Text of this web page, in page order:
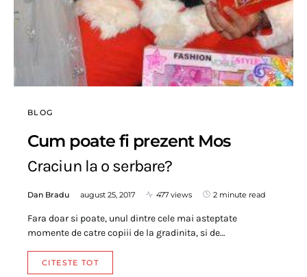
BLOG
Cum poate fi prezent Mos
Craciun la o serbare?
Dan Bradu august 25, 2017 477 views 2 minute read
Fara doar si poate, unul dintre cele mai asteptate
momente de catre copiii de la gradinita, si de…
CITESTE TOT